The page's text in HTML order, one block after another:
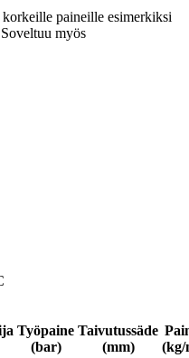
paineille esimerkiksi
myös
Työpaine
(bar)
Taivutussäde
(mm)
(kg/